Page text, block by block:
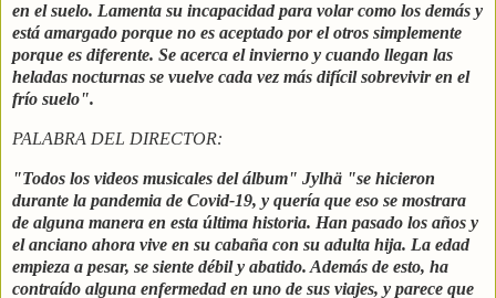
en el suelo. Lamenta su incapacidad para volar como los demás y
está amargado porque no es aceptado por el otros simplemente
porque es diferente. Se acerca el invierno y cuando llegan las
heladas nocturnas se vuelve cada vez más difícil sobrevivir en el
frío suelo".
PALABRA DEL DIRECTOR:
"Todos los videos musicales del álbum" Jylhä "se hicieron
durante la pandemia de Covid-19, y quería que eso se mostrara
de alguna manera en esta última historia. Han pasado los años y
el anciano ahora vive en su cabaña con su adulta hija. La edad
empieza a pesar, se siente débil y abatido. Además de esto, ha
contraído alguna enfermedad en uno de sus viajes, y parece que